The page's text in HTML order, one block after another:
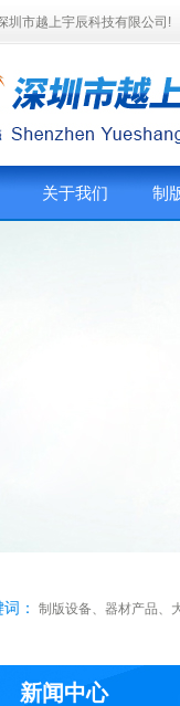
圳市越上宇辰科技有限公司!
关于我们 制
： 制版设备、 器材产品、
新闻中心